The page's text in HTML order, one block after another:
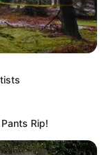
Rip!